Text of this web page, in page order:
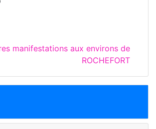
manifestations aux environs de
ROCHEFORT